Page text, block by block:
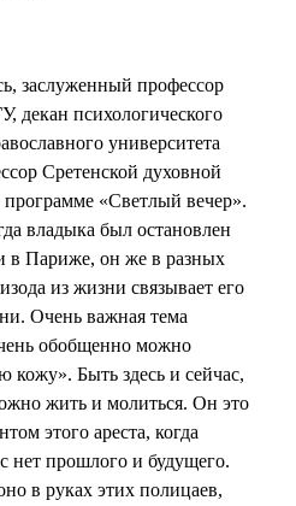
заслуженный профессор
декан психологического
университета
Сретенской духовной
«Светлый вечер».
владыка был остановлен
в Париже, он же в разных
из жизни связывает его
Очень важная тема
обобщенно можно
кожу». Быть здесь и сейчас,
жить и молиться. Он это
этого ареста, когда
нет прошлого и будущего.
в руках этих полицаев,